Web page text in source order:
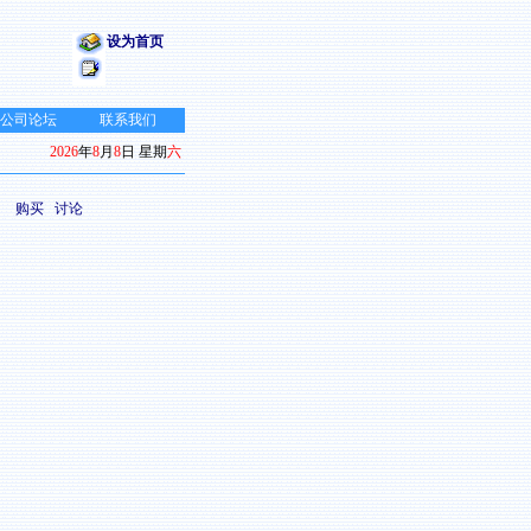
设为首页
公司论坛
联系我们
2026年8月 8日 星期六
购买 讨论